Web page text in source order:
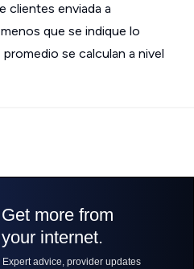
clientes enviada a
que se indique lo
se calculan a nivel